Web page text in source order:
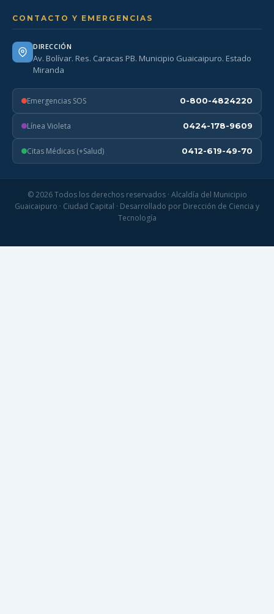
CONTACTO Y EMERGENCIAS
DIRECCIÓN
Av. Bolívar. Res. Caracas PB. Municipio Guaicaipuro. Estado
Miranda
Emergencias SOS 0-800-4824220
Línea Violeta 0424-178-9609
Citas Médicas (+Salud) 0412-619-49-70
© 2026 Todos los derechos reservados · Alcaldía del Municipio
Guaicaipuro · Ciudad Capital · Desarrollado por Dirección de Ciencia y
Tecnología